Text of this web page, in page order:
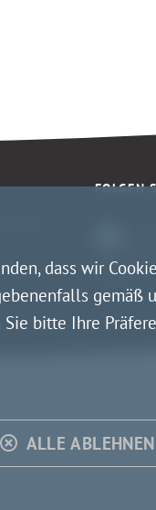
dass wir
gemäß
bitte Ihre
ALLE ABLEHNEN
FOLGEN
bleiben